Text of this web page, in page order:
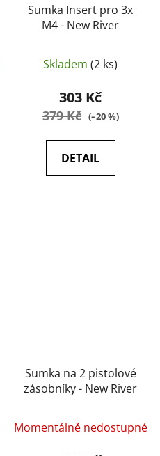
Sumka Insert pro 3x
M4 - New River
Skladem (2 ks)
303 Kč
379 Kč (–20 %)
DETAIL
Sumka na 2 pistolové
zásobníky - New River
Momentálně nedostupné